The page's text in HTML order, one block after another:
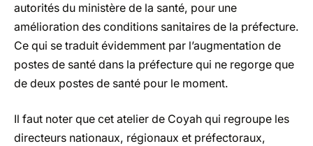
autorités du ministère de la santé, pour une
amélioration des conditions sanitaires de la préfecture.
Ce qui se traduit évidemment par l’augmentation de
postes de santé dans la préfecture qui ne regorge que
de deux postes de santé pour le moment.
Il faut noter que cet atelier de Coyah qui regroupe les
directeurs nationaux, régionaux et préfectoraux,